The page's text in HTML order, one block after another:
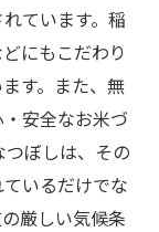
ています。稲
にもこだわり
す。また、無
安全なお米づ
つぼしは、その
いるだけでな
厳しい気候条